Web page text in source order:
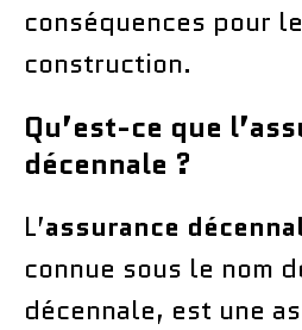
conséquences pour
construction.
Qu’est-ce que
décennale ?
L’assurance
connue sous le nom
décennale, est une